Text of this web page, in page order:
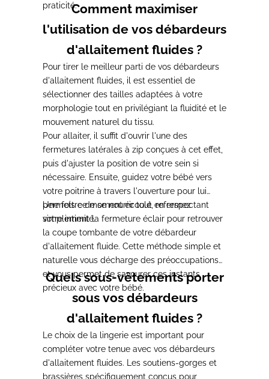
praticité.Comment maximiser
l'utilisation de vos débardeurs
d'allaitement fluides ?
Pour tirer le meilleur parti de vos débardeurs
d'allaitement fluides, il est essentiel de
sélectionner des tailles adaptées à votre
morphologie tout en privilégiant la fluidité et le
mouvement naturel du tissu.
Pour allaiter, il suffit d'ouvrir l'une des
fermetures latérales à zip conçues à cet effet,
puis d'ajuster la position de votre sein si
nécessaire. Ensuite, guidez votre bébé vers
votre poitrine à travers l'ouverture pour lui
permettre de se nourrir tout en respectant
votre intimité.
Une fois ce moment écoulé, refermez
simplement la fermeture éclair pour retrouver
la coupe tombante de votre débardeur
d'allaitement fluide. Cette méthode simple et
naturelle vous décharge des préoccupations
et vous permet de savourer ces instants
précieux avec votre bébé.
Quels sous-vêtements porter
sous vos débardeurs
d'allaitement fluides ?
Le choix de la lingerie est important pour
compléter votre tenue avec vos débardeurs
d'allaitement fluides. Les soutiens-gorges et
brassières spécifiquement conçus pour